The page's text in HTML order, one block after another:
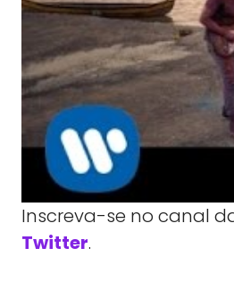
Inscreva-se no canal
Twitter.